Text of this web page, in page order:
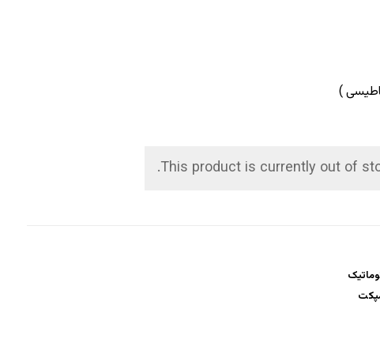
)
This product is currently out of